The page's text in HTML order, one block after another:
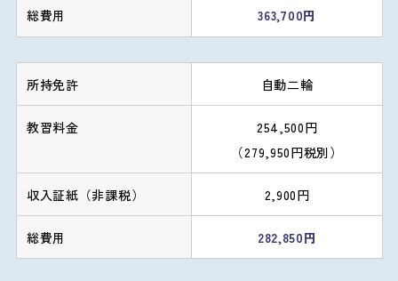
363,700円
自動二輪
254,500円
（279,950円税別）
2,900円
282,850円